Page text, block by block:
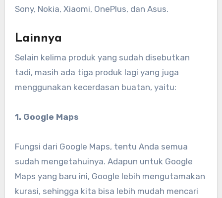
Sony, Nokia, Xiaomi, OnePlus, dan Asus.
Lainnya
Selain kelima produk yang sudah disebutkan
tadi, masih ada tiga produk lagi yang juga
menggunakan kecerdasan buatan, yaitu:
1. Google Maps
Fungsi dari Google Maps, tentu Anda semua
sudah mengetahuinya. Adapun untuk Google
Maps yang baru ini, Google lebih mengutamakan
kurasi, sehingga kita bisa lebih mudah mencari